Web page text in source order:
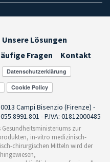
Unsere Lösungen
Fragen
Kontakt
Campi Bisenzio (Firenze) -
- P.IVA: 01812000485
zur
in-vitro medizinisch-
chirurgischen Mitteln wird der